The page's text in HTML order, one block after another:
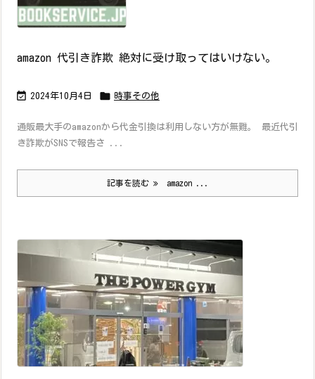
amazon 代引き詐欺 絶対に受け取ってはいけない。
 2024年10月4日  時事その他
通販最大手のamazonから代金引換は利用しない方が無難。 最近代引
き詐欺がSNSで報告さ ...
記事を読む amazon ...